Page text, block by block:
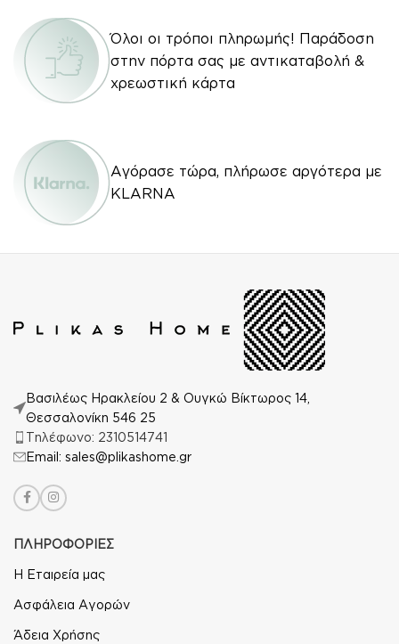
Όλοι οι τρόποι πληρωμής! Παράδοση
στην πόρτα σας με αντικαταβολή &
χρεωστική κάρτα
Αγόρασε τώρα, πλήρωσε αργότερα με
KLARNA
Βασιλέως Ηρακλείου 2 & Ουγκώ Βίκτωρος 14,
Θεσσαλονίκη 546 25
Τηλέφωνο: 2310514741
Email: sales@plikashome.gr
ΠΛΗΡΟΦΟΡΙΕΣ
Η Εταιρεία μας
Ασφάλεια Αγορών
Άδεια Χρήσης